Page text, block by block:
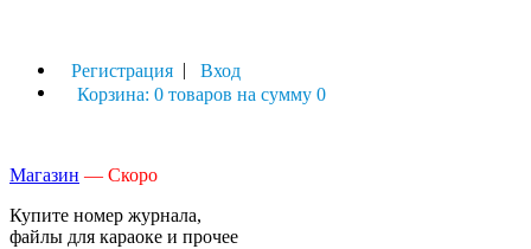
Регистрация | Вход
Корзина: 0 товаров на сумму 0
Магазин — Скоро
Купите номер журнала,
файлы для караоке и прочее